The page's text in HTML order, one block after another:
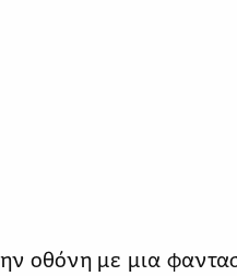
οθόνη με μια